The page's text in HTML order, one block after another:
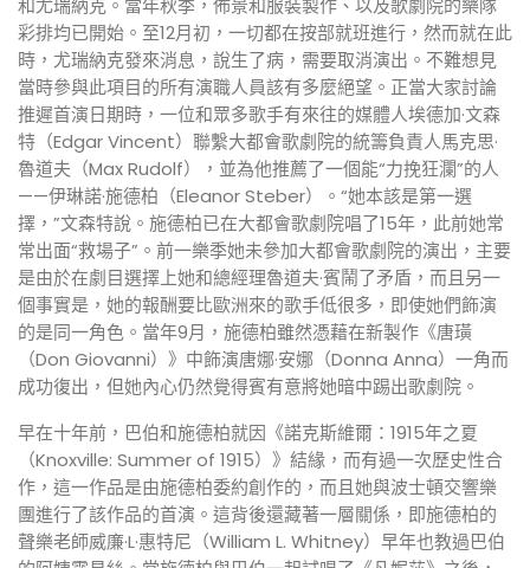
和尤瑞納克。當年秋季，佈景和服裝製作、以及歌劇院的樂隊
彩排均已開始。至12月初，一切都在按部就班進行，然而就在此
時，尤瑞納克發來消息，說生了病，需要取消演出。不難想見
當時參與此項目的所有演職人員該有多麼絕望。正當大家討論
推遲首演日期時，一位和眾多歌手有來往的媒體人埃德加·文森
特（Edgar Vincent）聯繫大都會歌劇院的統籌負責人馬克思·
魯道夫（Max Rudolf），並為他推薦了一個能“力挽狂瀾”的人
——伊琳諾·施德柏（Eleanor Steber）。“她本該是第一選
擇，”文森特說。施德柏已在大都會歌劇院唱了15年，此前她常
常出面“救場子”。前一樂季她未參加大都會歌劇院的演出，主要
是由於在劇目選擇上她和總經理魯道夫·賓鬧了矛盾，而且另一
個事實是，她的報酬要比歐洲來的歌手低很多，即使她們飾演
的是同一角色。當年9月，施德柏雖然憑藉在新製作《唐璜
（Don Giovanni）》中飾演唐娜·安娜（Donna Anna）一角而
成功復出，但她內心仍然覺得賓有意將她暗中踢出歌劇院。
早在十年前，巴伯和施德柏就因《諾克斯維爾：1915年之夏
（Knoxville: Summer of 1915）》結緣，而有過一次歷史性合
作，這一作品是由施德柏委約創作的，而且她與波士頓交響樂
團進行了該作品的首演。這背後還藏著一層關係，即施德柏的
聲樂老師威廉·L·惠特尼（William L. Whitney）早年也教過巴伯